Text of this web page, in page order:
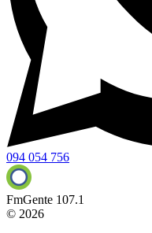
094 054 756
FmGente 107.1
© 2026